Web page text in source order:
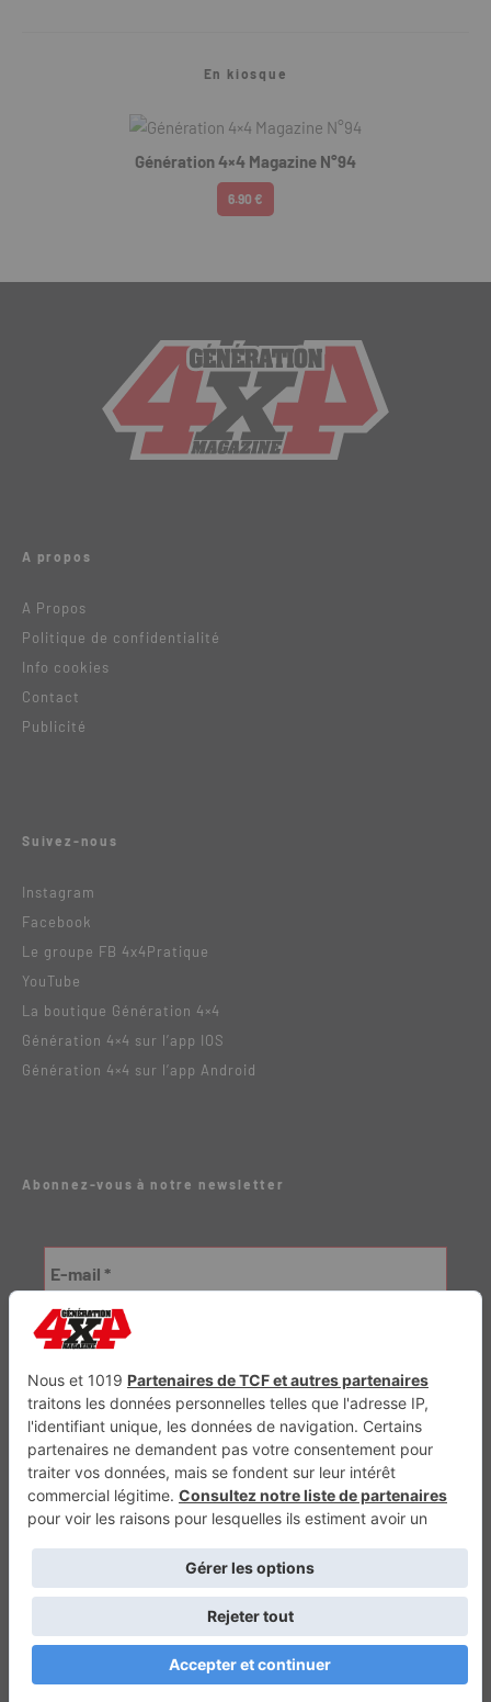
En kiosque
Génération 4×4 Magazine N°94
6.90 €
A propos
A Propos
Politique de confidentialité
Info cookies
Contact
Publicité
Suivez-nous
Instagram
Facebook
Le groupe FB 4x4Pratique
YouTube
La boutique Génération 4×4
Génération 4×4 sur l’app IOS
Génération 4×4 sur l’app Android
Abonnez-vous à notre newsletter
Génération Electrique Génération Sans Permis VTTAE.fr FullAttack
Retour en haut
Depuis 2010 - Un magazine duGroupe CPPRESSE